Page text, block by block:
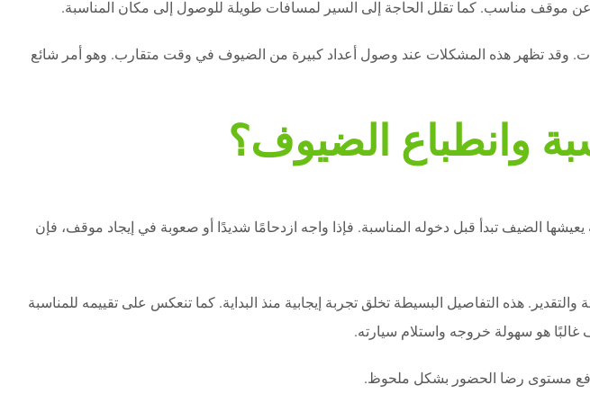
موقف مناسب. كما تقلل الحاجة إلى السير لمسافات طويلة للوصول إلى مكان المناسبة.
وقد تظهر هذه المشكلات عند وصول أعداد كبيرة من الضيوف في وقت متقارب. وهو أمر شائع
وانطباع الضيوف؟
الضيف تبدأ قبل دخوله المناسبة. فإذا واجه ازدحامًا شديدًا أو صعوبة في إيجاد موقف، فإن
هذه التفاصيل البسيطة تخلق تجربة إيجابية منذ البداية. كما تنعكس على تقييمه للمناسبة
هو سهولة خروجه واستلام سيارته.
رفع مستوى رضا الحضور بشكل ملحوظ.